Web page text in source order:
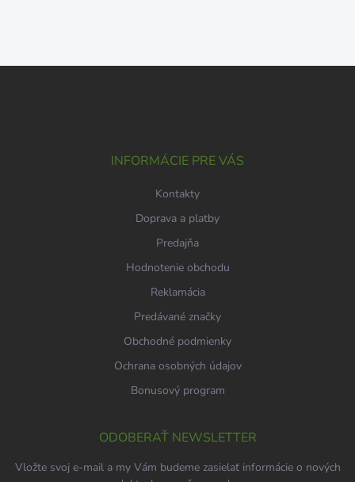
INFORMÁCIE PRE VÁS
Kontakty
Doprava a platby
Predajňa
Hodnotenie obchodu
Reklamácia
Predávané značky
Obchodné podmienky
Ochrana osobných údajov
Bonusový program
ODOBERAŤ NEWSLETTER
Vložte svoj e-mail a my Vám budeme zasielať informácie o nových